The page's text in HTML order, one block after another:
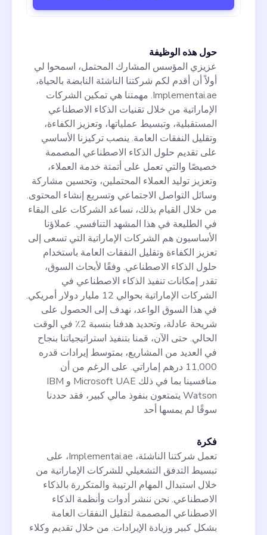
حول هذه الوظيفة
عزيزي المؤسس المشارك المحتمل، اسمحوا لي
أولاً أن أقدم لكم شركتنا الناشئة النابضة بالحياة،
Implementai.ae. مهمتنا هي تمكين الشركات
الإماراتية من خلال تقنيات الذكاء الاصطناعي
المستقبلية، وتبسيط عملياتها، وتعزيز الكفاءة،
وتقليل النفقات العامة. ينصب تركيزنا الأساسي
على تقديم حلول الذكاء الاصطناعي المصممة
خصيصًا والتي تعمل على أتمتة خدمة العملاء،
وتعزيز توليد العملاء المحتملين، وتحسين مشاركة
وسائل التواصل الاجتماعي وتسريع إنشاء المحتوى.
من خلال القيام بذلك، نساعد الشركات على البقاء
في الطليعة في هذا المشهد التنافسي. عملاؤنا
الأساسيون هم الشركات الإماراتية التي تسعى إلى
تعزيز الكفاءة وتقليل النفقات العامة باستخدام
حلول الذكاء الاصطناعي. وفقًا لأبحاث السوق،
تقدر إمكانات تنفيذ الذكاء الاصطناعي في
الشركات الإماراتية بحوالي 12 مليار دولار أمريكي.
في هذا السوق الواعد، نهدف إلى الحصول على
شريحة عادلة، وتحديد هدفنا بنسبة 2٪ في الوقت
الحالي. حتى الآن، قمنا بتنفيذ استراتيجياتنا بنجاح
في العديد من المشاريع، بمتوسط إيرادات قدره
11,000 درهم إماراتي. على الرغم من أن
منافسينا بما في ذلك Microsoft UAE و IBM
Watson يتمتعون بنفوذ مالي كبير، فقد حددنا
سوقًا لم يمسها أحد
فكرة
تعمل شركتنا الناشئة، Implementai.ae، على
تبسيط التدفق التشغيلي للشركات الإماراتية من
خلال استبدال المهام الرتيبة والمتكررة بالذكاء
الاصطناعي. نحن ننشر أدوات وأنظمة الذكاء
الاصطناعي المصممة لتقليل النفقات العامة
بشكل كبير وزيادة الإيرادات. من خلال تقديم وكلاء